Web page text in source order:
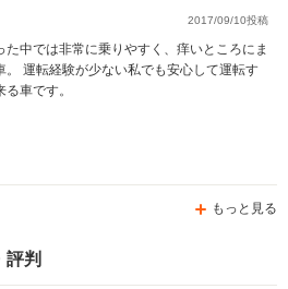
2017/09/10投稿
た中では非常に乗りやすく、痒いところにま
。 運転経験が少ない私でも安心して運転す
車です。
もっと見る
評判